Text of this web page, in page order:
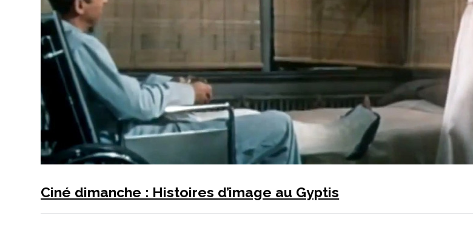
Ciné dimanche : Histoires d’image au Gyptis